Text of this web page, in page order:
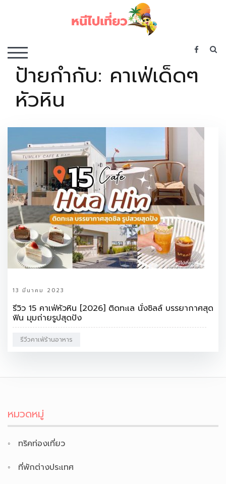
TOGGLE MOBILE MENU
ป้ายกำกับ: คาเฟ่เด็ดๆ
หัวหิน
13 มีนาคม 2023
รีวิว 15 คาเฟ่หัวหิน [2026] ติดทะเล นั่งชิลล์ บรรยากาศสุด
ฟิน มุมถ่ายรูปสุดปัง
รีวีวคาเฟ่ร้านอาหาร
หมวดหมู่
ทริคท่องเที่ยว
ที่พักต่างประเทศ